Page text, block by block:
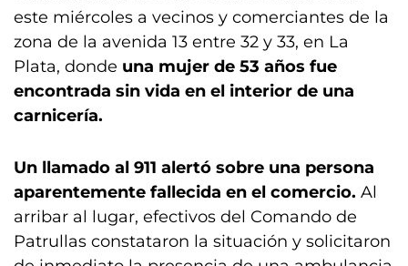
este miércoles a vecinos y comerciantes de la
zona de la avenida 13 entre 32 y 33, en La
Plata, donde una mujer de 53 años fue
encontrada sin vida en el interior de una
carnicería.
Un llamado al 911 alertó sobre una persona
aparentemente fallecida en el comercio. Al
arribar al lugar, efectivos del Comando de
Patrullas constataron la situación y solicitaron